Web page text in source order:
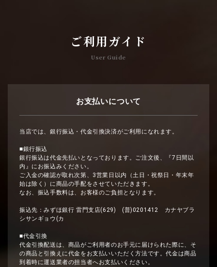
ご利用ガイド
User Guide
お支払いについて
当店では、銀行振込・代金引換決済がご利用になれます。
■銀行振込
銀行振込は代金先払いとなっております。ご注文後、『7日間以
内』にお振込みください。
ご入金の確認が取れ次第、3営業日以内（土日・祝祭日・年末年
始は除く）に商品の手配をさせていただきます。
なお、振込手数料は、お客様のご負担となります。
振込先：みずほ銀行 雷門支店(629) (普)0201412 カナヤブラ
シサンギョウ(カ
■代金引換
代金引換配送は、商品がご利用者のお手元に届けられた際に、そ
の商品と引換えに代金をお支払いいただく方法です。代金は商品
到着時に運送業者の担当者へお支払いください。